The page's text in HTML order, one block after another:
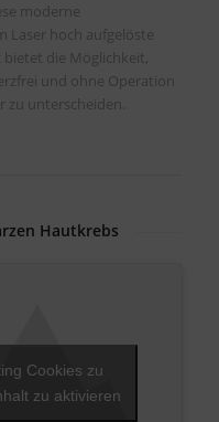
moderne
Laser hoch aufgelöste
die Möglichkeit,
und ohne Operation
unterscheiden.
Hautkrebs
Cookies zu
zu aktivieren